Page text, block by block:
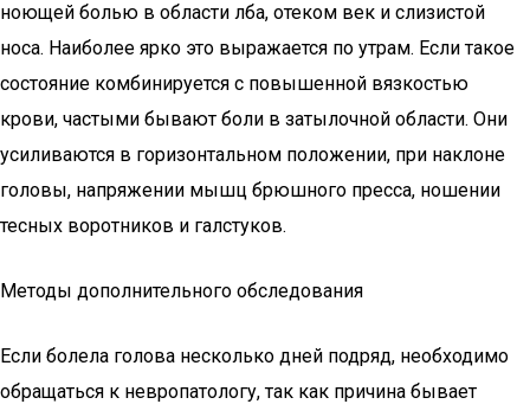
ноющей болью в области лба, отеком век и слизистой
носа. Наиболее ярко это выражается по утрам. Если такое
состояние комбинируется с повышенной вязкостью
крови, частыми бывают боли в затылочной области. Они
усиливаются в горизонтальном положении, при наклоне
головы, напряжении мышц брюшного пресса, ношении
тесных воротников и галстуков.
Методы дополнительного обследования
Если болела голова несколько дней подряд, необходимо
обращаться к невропатологу, так как причина бывает